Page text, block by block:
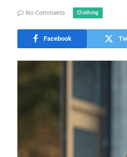
No Comments Clothing
Facebook